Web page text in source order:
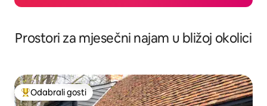
Prostori za mjesečni najam u bližoj okolici
Među najviše rangiranima s oznakom „Odabrali gosti”
Odabrali gosti